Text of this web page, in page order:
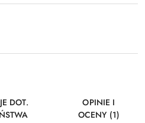
DOT.
OPINIE I
OCENY (1)